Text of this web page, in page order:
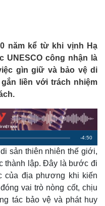
năm kể từ khi vịnh Hạ
UNESCO công nhận là
gìn giữ và bảo vệ di
liền với trách nhiệm
R
e
i
-4:50
sản thiên nhiên thế giới,
thành lập. Đây là bước đi
của địa phương khi kiến
vai trò nòng cốt, chịu
tác bảo vệ và phát huy